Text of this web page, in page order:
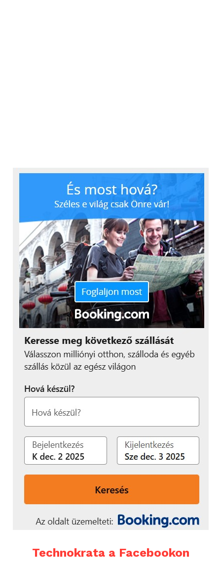
Technokrata a Facebookon